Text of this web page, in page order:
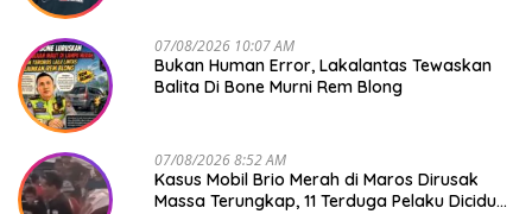
07/08/2026 10:07 AM
Bukan Human Error, Lakalantas Tewaskan
Balita Di Bone Murni Rem Blong
07/08/2026 8:52 AM
Kasus Mobil Brio Merah di Maros Dirusak
Massa Terungkap, 11 Terduga Pelaku Diciduk